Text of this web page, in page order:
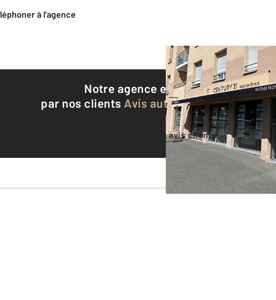
à l'agence
Notre agence est notée9,3/10
par nos clients Avis authentifiés par
Voir tous les avis clients